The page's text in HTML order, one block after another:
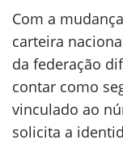
Com a
carteira
da federação
contar como
vinculado ao
solicita a